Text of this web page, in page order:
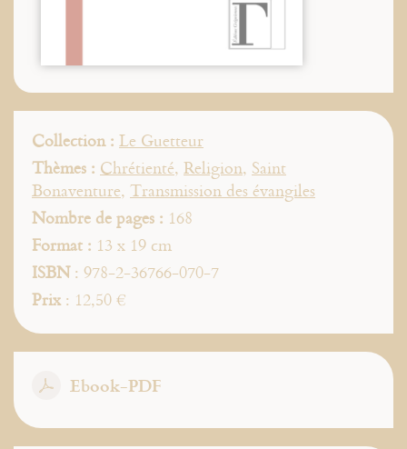
Collection : Le Guetteur
Thèmes : Chrétienté, Religion, Saint
Bonaventure, Transmission des évangiles
Nombre de pages : 168
Format : 13 x 19 cm
ISBN: 978-2-36766-070-7
Prix: 12,50 €
Ebook-PDF